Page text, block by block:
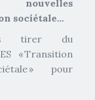
nouvelles
sociétale…
tirer du
« Transition
» pour